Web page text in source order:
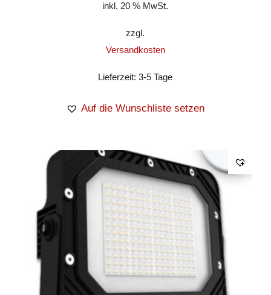
inkl. 20 % MwSt.
zzgl.
Versandkosten
Lieferzeit:3-5 Tage
Auf die Wunschliste setzen